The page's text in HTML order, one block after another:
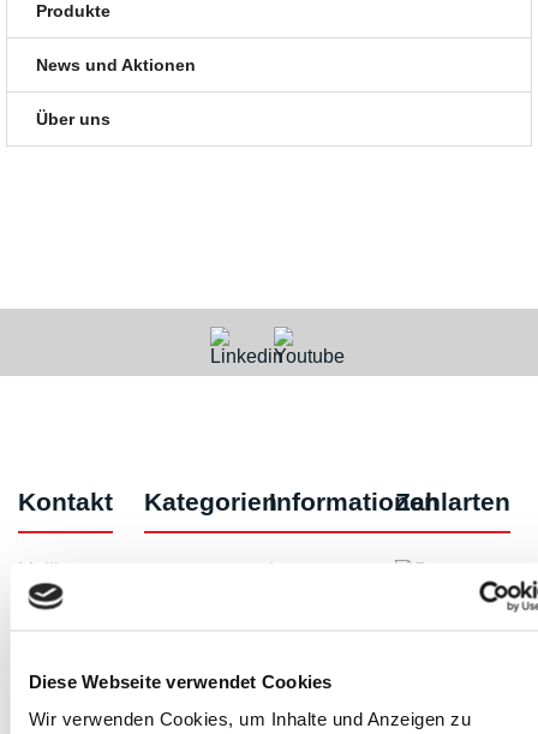
Diese Webseite verwendet Cookies
Wir verwenden Cookies, um Inhalte und Anzeigen zu
Produkte
News und Aktionen
Über uns
Kontakt
Electronic
GmbH
82239 Alling
+49(0)8141/5271-
KategorienInformationen
Wir sind
zertifiziert
Zahlarten